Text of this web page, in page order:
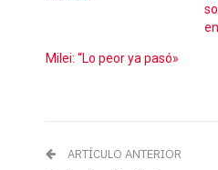
Milei: “Lo peor ya pasó»
ARTÍCULO ANTERIOR